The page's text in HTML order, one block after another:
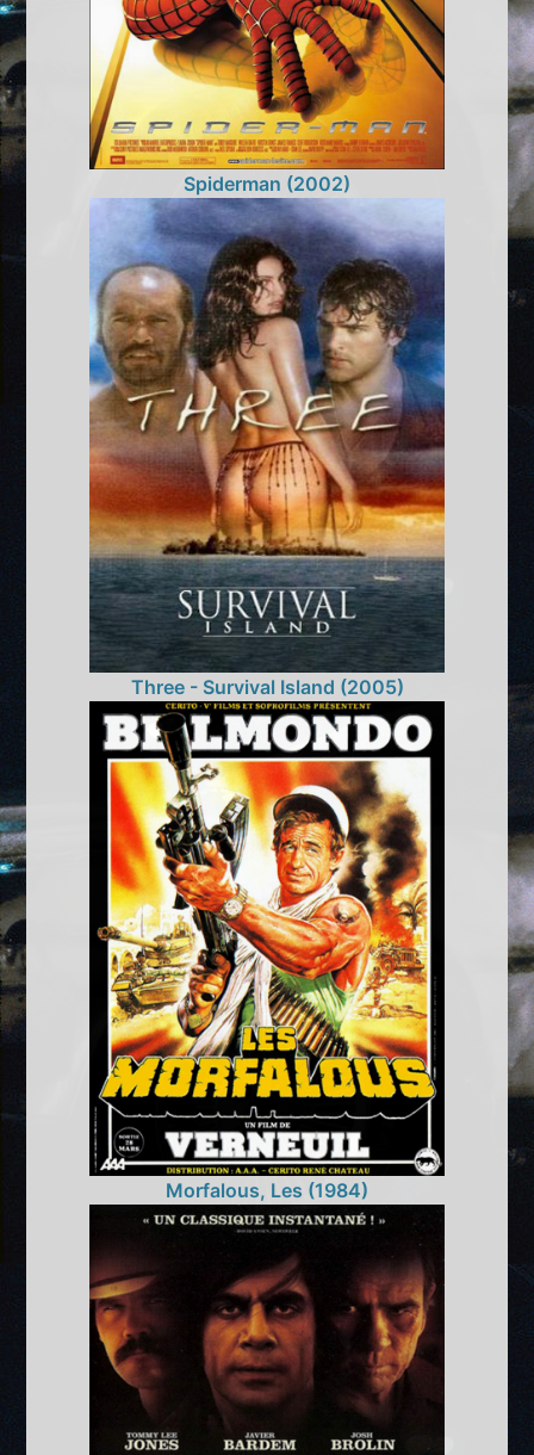
Spiderman (2002)
Three - Survival Island (2005)
Morfalous, Les (1984)